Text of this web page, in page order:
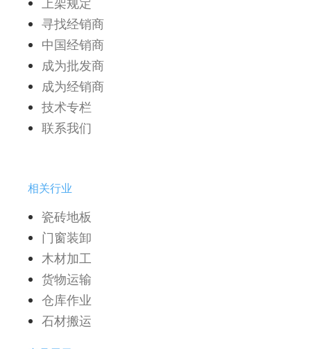
寻找经销商
中国经销商
成为批发商
成为经销商
技术专栏
联系我们
相关行业
瓷砖地板
门窗装卸
木材加工
货物运输
仓库作业
石材搬运